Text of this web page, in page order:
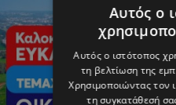
Αυτός ο
Αυτός ο ιστότοπος
τη βελτίωση της
Χρησιμοποιώντας τον
τη συγκατάθεσή